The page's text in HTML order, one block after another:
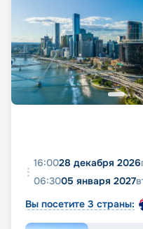
16:0028 декабря 2026
06:3005 января 2027
Вы посетите 3 страны: